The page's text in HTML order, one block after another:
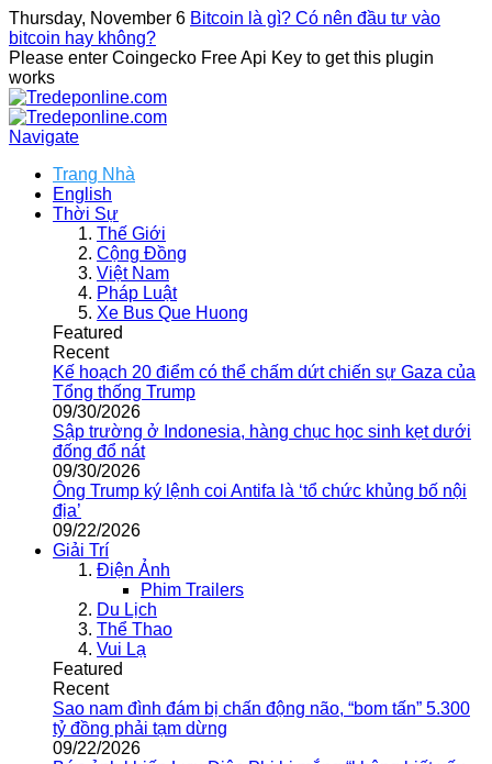
Thursday, November 6 Bitcoin là gì? Có nên đầu tư vào
bitcoin hay không?
Please enter Coingecko Free Api Key to get this plugin
works
Navigate
Trang Nhà
English
Thời Sự
Thế Giới
Cộng Đồng
Việt Nam
Pháp Luật
Xe Bus Que Huong
Featured
Recent
Kế hoạch 20 điểm có thể chấm dứt chiến sự Gaza của
Tổng thống Trump
09/30/2026
Sập trường ở Indonesia, hàng chục học sinh kẹt dưới
đống đổ nát
09/30/2026
Ông Trump ký lệnh coi Antifa là ‘tổ chức khủng bố nội
địa’
09/22/2026
Giải Trí
Điện Ảnh
Phim Trailers
Du Lịch
Thể Thao
Vui Lạ
Featured
Recent
Sao nam đình đám bị chấn động não, “bom tấn” 5.300
tỷ đồng phải tạm dừng
09/22/2026